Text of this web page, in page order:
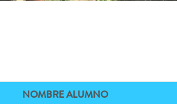
NOMBRE ALUMNO